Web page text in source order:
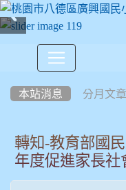
本站消息 分月文章
轉知-教育部國
年度促進家長社